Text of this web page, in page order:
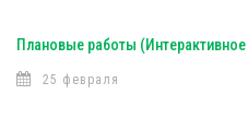
Плановые работы
25 февраля